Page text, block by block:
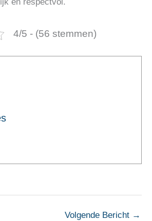
4/5 - (56 stemmen)
Volgende Bericht →